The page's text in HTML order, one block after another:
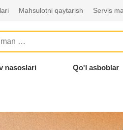
Mahsulotni qaytarish Servis
nasoslari Qo'l asboblar